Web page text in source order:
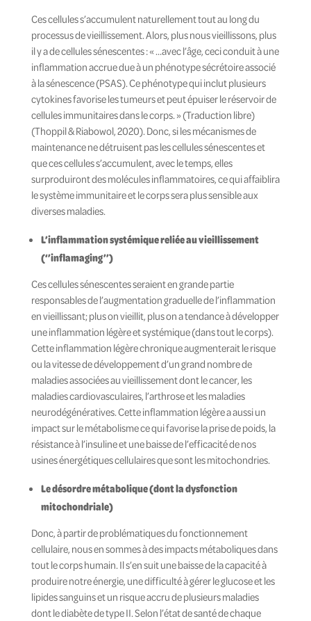
Ces cellules s’accumulent naturellement tout au long du
processus de vieillissement. Alors, plus nous vieillissons, plus
il y a de cellules sénescentes : « …avec l’âge, ceci conduit à une
inflammation accrue due à un phénotype sécrétoire associé
à la sénescence (PSAS). Ce phénotype qui inclut plusieurs
cytokines favorise les tumeurs et peut épuiser le réservoir de
cellules immunitaires dans le corps. » (Traduction libre)
(Thoppil & Riabowol, 2020). Donc, si les mécanismes de
maintenance ne détruisent pas les cellules sénescentes et
que ces cellules s’accumulent, avec le temps, elles
surproduiront des molécules inflammatoires, ce qui affaiblira
le système immunitaire et le corps sera plus sensible aux
diverses maladies.
L’inflammation systémique reliée au vieillissement
(‘’inflamaging’’)
Ces cellules sénescentes seraient en grande partie
responsables de l’augmentation graduelle de l’inflammation
en vieillissant; plus on vieillit, plus on a tendance à développer
une inflammation légère et systémique (dans tout le corps).
Cette inflammation légère chronique augmenterait le risque
ou la vitesse de développement d’un grand nombre de
maladies associées au vieillissement dont le cancer, les
maladies cardiovasculaires, l’arthrose et les maladies
neurodégénératives. Cette inflammation légère a aussi un
impact sur le métabolisme ce qui favorise la prise de poids, la
résistance à l’insuline et une baisse de l’efficacité de nos
usines énergétiques cellulaires que sont les mitochondries.
Le désordre métabolique (dont la dysfonction
mitochondriale)
Donc, à partir de problématiques du fonctionnement
cellulaire, nous en sommes à des impacts métaboliques dans
tout le corps humain. Il s’en suit une baisse de la capacité à
produire notre énergie, une difficulté à gérer le glucose et les
lipides sanguins et un risque accru de plusieurs maladies
dont le diabète de type II. Selon l’état de santé de chaque